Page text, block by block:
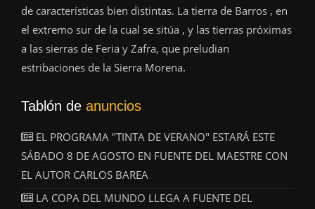
de características bien distintas. La tierra de Barros , en
el extremo sur de la cual se sitúa , y las tierras próximas
a las sierras de Feria y Zafra, que preludian
estribaciones de la Sierra Morena.
Tablón de anuncios
EL PROGRAMA "TINTA DE VERANO" ESTARÁ ESTE
SÁBADO 8 DE AGOSTO EN FUENTE DEL MAESTRE CON
EL AUTOR CARLOS BAREA
LA COPA DEL MUNDO LLEGA A FUENTE DEL